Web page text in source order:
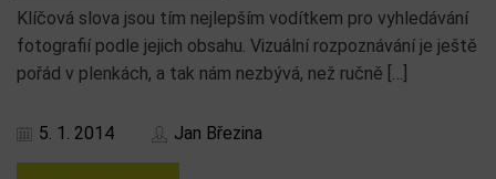
Klíčová slova jsou tím nejlepším vodítkem pro vyhledávání
fotografií podle jejich obsahu. Vizuální rozpoznávání je ještě
pořád v plenkách, a tak nám nezbývá, než ručně […]
5. 1. 2014 Jan Březina